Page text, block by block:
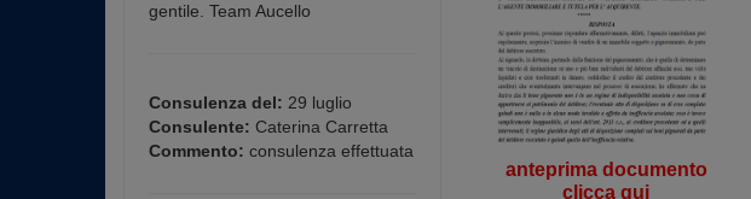
gentile. Team Aucello
Consulenza del: 29 luglio
Consulente: Caterina Carretta
Commento: consulenza effettuata
anteprima documento
clicca qui